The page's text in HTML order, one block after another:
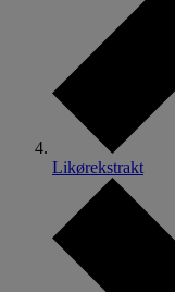
Likørekstrakt